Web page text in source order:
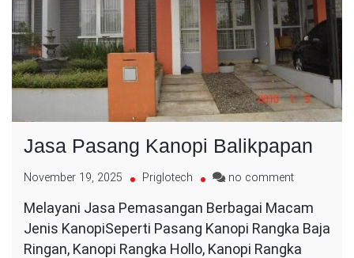
Jasa Pasang Kanopi Balikpapan
November 19, 2025 Priglotech no commenton
Pasang
Kanopi
Balikpapan
Melayani Jasa Pemasangan Berbagai Macam
Jenis KanopiSeperti Pasang Kanopi Rangka Baja
Ringan, Kanopi Rangka Hollo, Kanopi Rangka